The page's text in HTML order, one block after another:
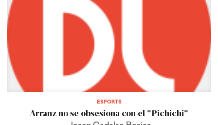
ESPORTS
Arranz no se obsesiona con el "Pichichi"